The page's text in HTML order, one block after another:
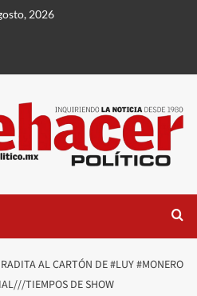
2026
AL CARTÓN DE #LUY #MONERO
TIEMPOS DE SHOW